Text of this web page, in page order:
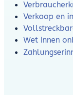
Verkoop en
Wet innen